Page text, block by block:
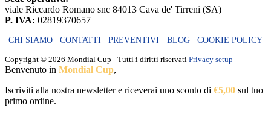
viale Riccardo Romano snc 84013 Cava de' Tirreni (SA)
P. IVA: 02819370657
CHI SIAMO CONTATTI PREVENTIVI BLOG COOKIE POLICY
Copyright © 2026 Mondial Cup - Tutti i diritti riservati Privacy setup
Benvenuto in Mondial Cup,
Iscriviti alla nostra newsletter e riceverai uno sconto di €5,00 sul tuo
primo ordine.